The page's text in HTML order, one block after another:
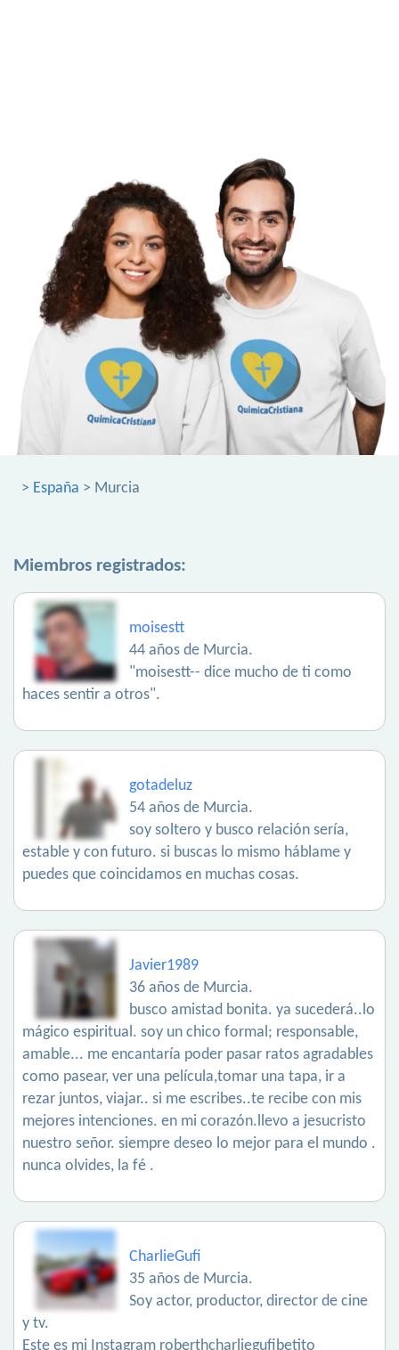
> España > Murcia
Miembros registrados:
moisestt
44 años de Murcia.
"moisestt-- dice mucho de ti como
haces sentir a otros".
gotadeluz
54 años de Murcia.
soy soltero y busco relación sería,
estable y con futuro. si buscas lo mismo háblame y
puedes que coincidamos en muchas cosas.
Javier1989
36 años de Murcia.
busco amistad bonita. ya sucederá..lo
mágico espiritual. soy un chico formal; responsable,
amable... me encantaría poder pasar ratos agradables
como pasear, ver una película,tomar una tapa, ir a
rezar juntos, viajar.. si me escribes..te recibe con mis
mejores intenciones. en mi corazón.llevo a jesucristo
nuestro señor. siempre deseo lo mejor para el mundo .
nunca olvides, la fé .
CharlieGufi
35 años de Murcia.
Soy actor, productor, director de cine
y tv.
Este es mi Instagram roberthcharliegufibetito